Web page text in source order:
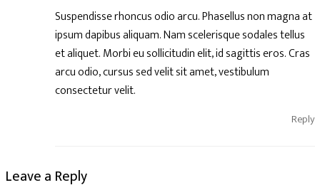
Suspendisse rhoncus odio arcu. Phasellus non magna at
ipsum dapibus aliquam. Nam scelerisque sodales tellus
et aliquet. Morbi eu sollicitudin elit, id sagittis eros. Cras
arcu odio, cursus sed velit sit amet, vestibulum
consectetur velit.
Reply
Leave a Reply